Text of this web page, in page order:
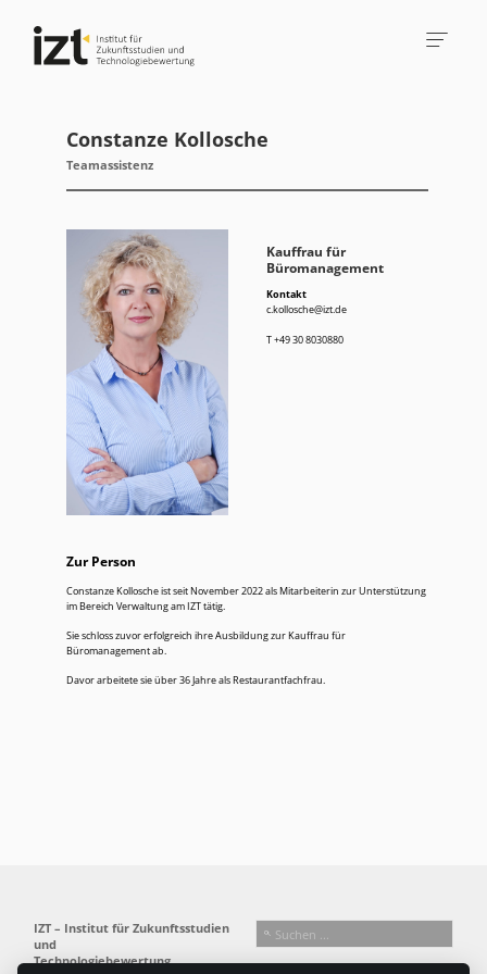
Constanze Kollosche
Teamassistenz
Kauffrau für
Büromanagement
Kontakt
c.kollosche@izt.de
T+49 30 8030880
Zur Person
Constanze Kollosche ist seit November 2022 als Mitarbeiterin zur Unterstützung
im Bereich Verwaltung am IZT tätig.
Sie schloss zuvor erfolgreich ihre Ausbildung zur Kauffrau für
Büromanagement ab.
Davor arbeitete sie über 36 Jahre als Restaurantfachfrau.
IZT – Institut für Zukunftsstudien
und
Technologiebewertung